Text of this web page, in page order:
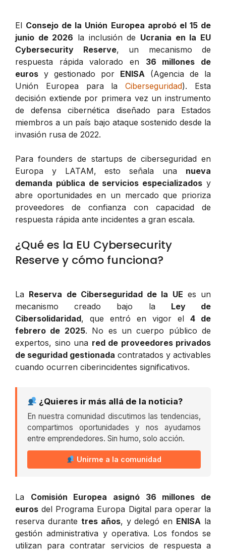
El Consejo de la Unión Europea aprobó el 15 de
junio de 2026 la inclusión de Ucrania en la EU
Cybersecurity Reserve, un mecanismo de
respuesta rápida valorado en 36 millones de
euros y gestionado por ENISA (Agencia de la
Unión Europea para laCiberseguridad). Esta
decisión extiende por primera vez un instrumento
de defensa cibernética diseñado para Estados
miembros a un país bajo ataque sostenido desde la
invasión rusa de 2022.
Para founders de startups de ciberseguridad en
Europa y LATAM, esto señala una nueva
demanda pública de servicios especializados y
abre oportunidades en un mercado que prioriza
proveedores de confianza con capacidad de
respuesta rápida ante incidentes a gran escala.
¿Qué es la EU Cybersecurity
Reserve y cómo funciona?
La Reserva de Ciberseguridad de la UE es un
mecanismo creado bajo la Ley de
Cibersolidaridad, que entró en vigor el 4 de
febrero de 2025. No es un cuerpo público de
expertos, sino una red de proveedores privados
de seguridad gestionada contratados y activables
cuando ocurren ciberincidentes significativos.
¿Quieres ir más allá de la noticia?
En nuestra comunidad discutimos las tendencias,
compartimos oportunidades y nos ayudamos
entre emprendedores. Sin humo, solo acción.
Unirme a la comunidad
La Comisión Europea asignó 36 millones de
euros del Programa Europa Digital para operar la
reserva durante tres años, y delegó en ENISA la
gestión administrativa y operativa. Los fondos se
utilizan para contratar servicios de respuesta a